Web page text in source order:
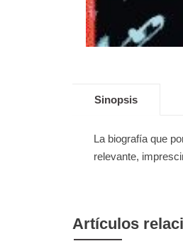
Sinopsis
La biografía que
relevante,
Artículos